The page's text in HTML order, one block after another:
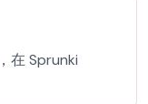
在 Sprunki